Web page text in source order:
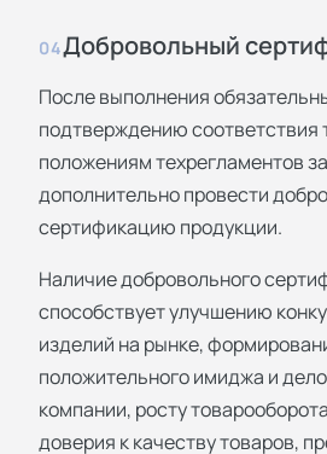
04Добровольный
После выполнения
подтверждению соответствия
положениям техрегламентов
дополнительно провести
сертификацию продукции.
Наличие добровольного
способствует улучшению
изделий на рынке,
положительного имиджа и
компании, росту
доверия к качеству товаров,